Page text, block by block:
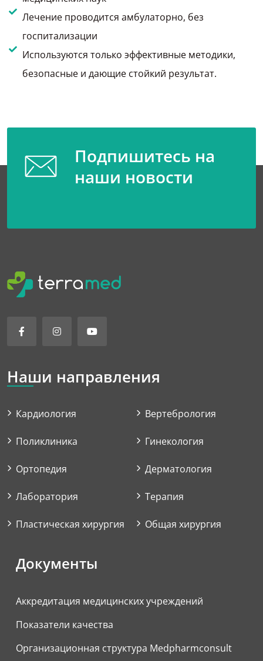
Лечение проводится амбулаторно, без
госпитализации
Используются только эффективные методики,
безопасные и дающие стойкий результат.
Подпишитесь на
наши новости
Наши направления
Кардиология
Поликлиника
Ортопедия
Лаборатория
Пластическая хирургия
Вертебрология
Гинекология
Дерматология
Терапия
Общая хирургия
Документы
Аккредитация медицинских учреждений
Показатели качества
Организационная структура Medpharmconsult